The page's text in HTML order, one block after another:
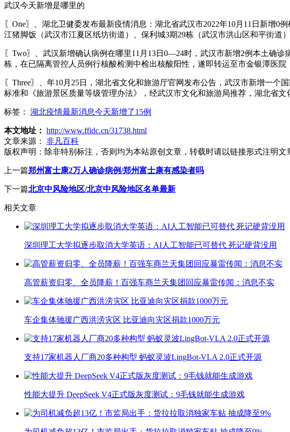
武汉今天新增是哪里的
〖One〗、湖北卫健委发布最新疫情消息：湖北省武汉市2022年10月11日新增
江猪脚饭（武汉市江夏区纸坊街道）、保利城3期29栋（武汉市洪山区和平街道
〖Two〗、武汉新增确认病例在哪里11月13日0—24时，武汉市新增2例本土确
栋，在已隔离管控人员例行核酸检测中检出核酸阳性，遂即转运至市金银潭医院
〖Three〗、年10月25日，湖北省文化和旅游厅官网发布公告，武汉市新增一
标准和《旅游景区质量等级管理办法》，经武汉市文化和旅游局推荐，湖北省文
标签： 湖北疫情最新消息今天新增了15例
本文地址： http://www.ffidc.cn/31738.html
文章来源：
非凡百科
版权声明： 除非特别标注，否则均为本站原创文章，转载时请以链接形式注明文
上一篇郑州富士康2万人确诊病例/郑州富士康有感染者吗
下一篇北京中风险地区/北京中风险地区名单最新
相关文章
深圳理工大学拟逐步取消大学英语：AI人工智能已可替代 死记硬背没用
高管薪资归零、全员降薪！百强车商兰天集团回应暴雷传闻：消息不实
车企集体驰援广西洪涝灾区 比亚迪向灾区捐款1000万元
支持17家机器人厂商20多种构型 蚂蚁灵波LingBot-VLA 2.0正式开源
性能大提升 DeepSeek V4正式版灰度测试：9毛钱就能生成游戏